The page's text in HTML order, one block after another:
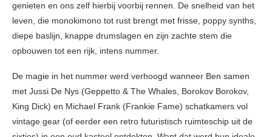
genieten en ons zelf hierbij voorbij rennen. De snelheid van het
leven, die monokimono tot rust brengt met frisse, poppy synths,
diepe baslijn, knappe drumslagen en zijn zachte stem die
opbouwen tot een rijk, intens nummer.
De magie in het nummer werd verhoogd wanneer Ben samen
met Jussi De Nys (Geppetto & The Whales, Borokov Borokov,
King Dick) en Michael Frank (Frankie Fame) schatkamers vol
vintage gear (of eerder een retro futuristisch ruimteschip uit de